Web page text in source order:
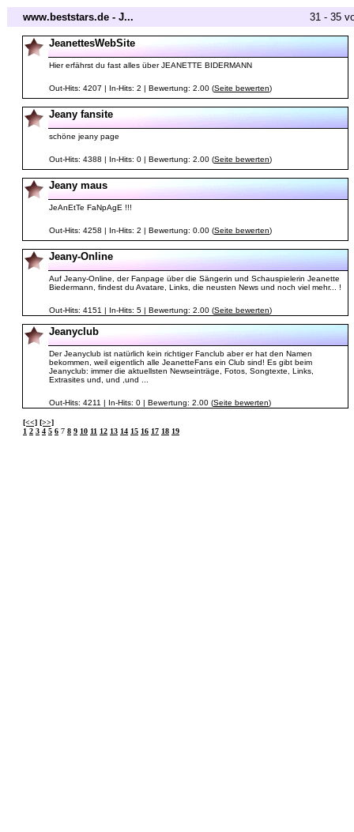
www.beststars.de - J... 31 - 35
JeanettesWebSite
Hier erfährst du fast alles über JEANETTE BIDERMANN
Out-Hits: 4207 | In-Hits: 2 | Bewertung: 2.00 (Seite bewerten)
Jeany fansite
schöne jeany page
Out-Hits: 4388 | In-Hits: 0 | Bewertung: 2.00 (Seite bewerten)
Jeany maus
JeAnEtTe FaNpAgE !!!
Out-Hits: 4258 | In-Hits: 2 | Bewertung: 0.00 (Seite bewerten)
Jeany-Online
Auf Jeany-Online, der Fanpage über die Sängerin und Schauspielerin Jeanette
Biedermann, findest du Avatare, Links, die neusten News und noch viel mehr... !
Out-Hits: 4151 | In-Hits: 5 | Bewertung: 2.00 (Seite bewerten)
Jeanyclub
Der Jeanyclub ist natürlich kein richtiger Fanclub aber er hat den Namen
bekommen, weil eigentlich alle JeanetteFans ein Club sind! Es gibt beim
Jeanyclub: immer die aktuellsten Newseinträge, Fotos, Songtexte, Links,
Extrasites und, und ,und ...
Out-Hits: 4211 | In-Hits: 0 | Bewertung: 2.00 (Seite bewerten)
[<<] [>>]
1 2 3 4 5 6 7 8 9 10 11 12 13 14 15 16 17 18 19